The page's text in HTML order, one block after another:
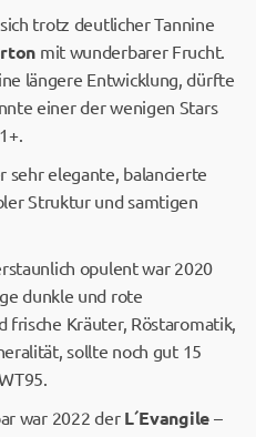
trotz deutlicher Tannine
mit wunderbarer Frucht.
längere Entwicklung, dürfte
einer der wenigen Stars
sehr elegante, balancierte
Struktur und samtigen
opulent war 2020
dunkle und rote
Kräuter, Röstaromatik,
sollte noch gut 15
war 2022 der L´Evangile–